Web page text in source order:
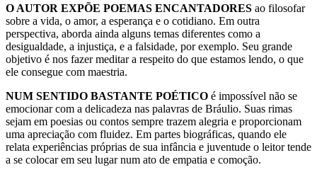
O AUTOR EXPÕE POEMAS ENCANTADORES ao filosofar
sobre a vida, o amor, a esperança e o cotidiano. Em outra
perspectiva, aborda ainda alguns temas diferentes como a
desigualdade, a injustiça, e a falsidade, por exemplo. Seu grande
objetivo é nos fazer meditar a respeito do que estamos lendo, o que
ele consegue com maestria.
NUM SENTIDO BASTANTE POÉTICO é impossível não se
emocionar com a delicadeza nas palavras de Bráulio. Suas rimas
sejam em poesias ou contos sempre trazem alegria e proporcionam
uma apreciação com fluidez. Em partes biográficas, quando ele
relata experiências próprias de sua infância e juventude o leitor tende
a se colocar em seu lugar num ato de empatia e comoção.